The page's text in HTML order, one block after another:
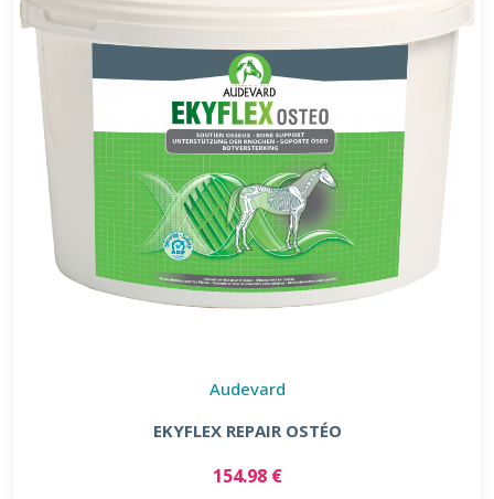
Audevard
EKYFLEX REPAIR OSTÉO
154.98 €